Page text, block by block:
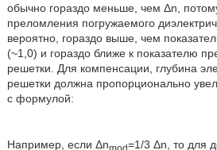
обычно гораздо меньше, чем Δn,
преломления погружаемого
вероятно, гораздо выше, чем
(~1,0) и гораздо ближе к показателю
решетки. Для компенсации, глубина
решетки должна пропорционально
с формулой:
Например, если Δnmod=1/3 Δn, то для